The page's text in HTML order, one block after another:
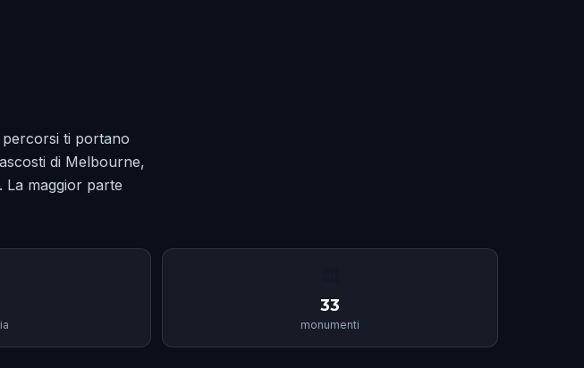
percorsi ti portano
di Melbourne,
La maggior parte
33
monumenti